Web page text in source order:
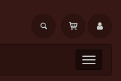
Toggle